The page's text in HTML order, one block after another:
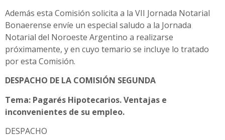
Además esta Comisión solicita a la VII Jornada Notarial
Bonaerense envíe un especial saludo a la Jornada
Notarial del Noroeste Argentino a realizarse
próximamente, y en cuyo temario se incluye lo tratado
por esta Comisión.
DESPACHO DE LA COMISlÓN SEGUNDA
Tema: Pagarés Hipotecarios. Ventajas e
inconvenientes de su empleo.
DESPACHO